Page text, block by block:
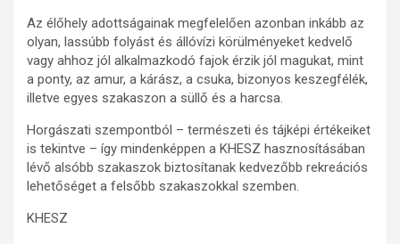
Az élőhely adottságainak megfelelően azonban inkább az
olyan, lassúbb folyást és állóvízi körülményeket kedvelő
vagy ahhoz jól alkalmazkodó fajok érzik jól magukat, mint
a ponty, az amur, a kárász, a csuka, bizonyos keszegfélék,
illetve egyes szakaszon a süllő és a harcsa.
Horgászati szempontból – természeti és tájképi értékeiket
is tekintve – így mindenképpen a KHESZ hasznosításában
lévő alsóbb szakaszok biztosítanak kedvezőbb rekreációs
lehetőséget a felsőbb szakaszokkal szemben.
KHESZ